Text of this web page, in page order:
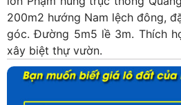
200m2 hướng Nam lệch đông,
góc. Đường 5m5 lề 3m. Thích
xây biệt thự vườn.